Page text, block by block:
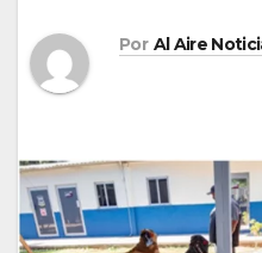
Por Al Aire